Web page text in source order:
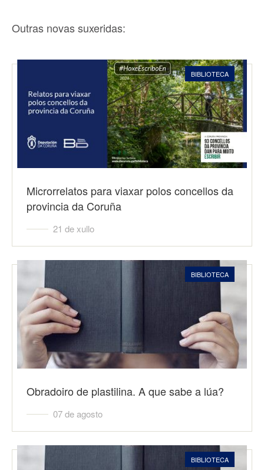
Outras novas suxeridas:
BIBLIOTECA
Microrrelatos para viaxar polos concellos da
provincia da Coruña
21 de xullo
BIBLIOTECA
Obradoiro de plastilina. A que sabe a lúa?
07 de agosto
BIBLIOTECA